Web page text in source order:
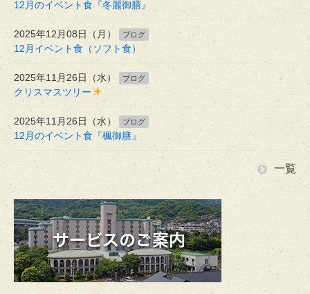
12月のイベント食『冬麗御膳』
2025年12月08日（月） ブログ
12月イベント食（ソフト食）
2025年11月26日（水） ブログ
クリスマスツリー
2025年11月26日（水） ブログ
12月のイベント食『楓御膳』
一覧